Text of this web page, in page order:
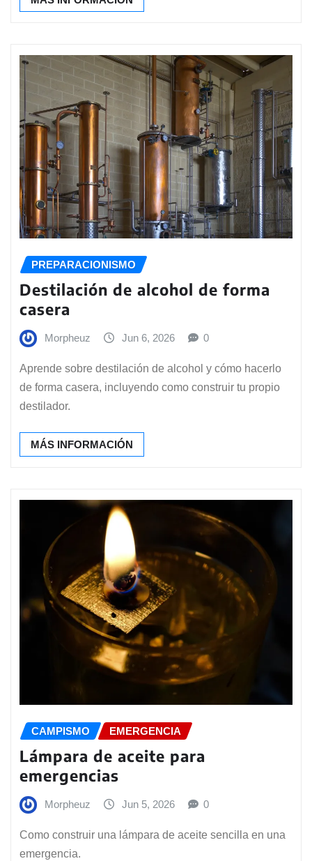
PREPARACIONISMO
Destilación de alcohol de forma
casera
Morpheuz Jun 6, 2026 0
Aprende sobre destilación de alcohol y cómo hacerlo
de forma casera, incluyendo como construir tu propio
destilador.
MÁS INFORMACIÓN
CAMPISMO EMERGENCIA
Lámpara de aceite para
emergencias
Morpheuz Jun 5, 2026 0
Como construir una lámpara de aceite sencilla en una
emergencia.